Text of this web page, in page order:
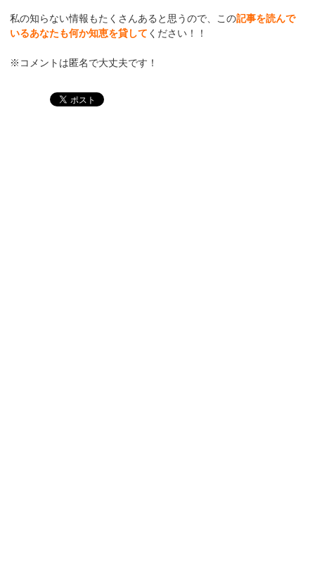
私の知らない情報もたくさんあると思うので、この記事を読んで
いるあなたも何か知恵を貸して ください！！
※コメントは匿名で大丈夫です！